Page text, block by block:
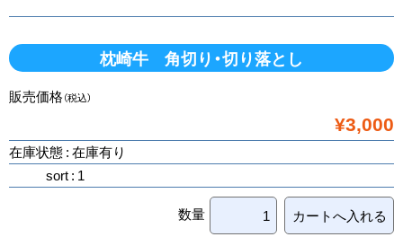
枕崎牛 角切り・切り落とし
販売価格 （税込）
¥3,000
在庫状態 : 在庫有り
sort : 1
数量